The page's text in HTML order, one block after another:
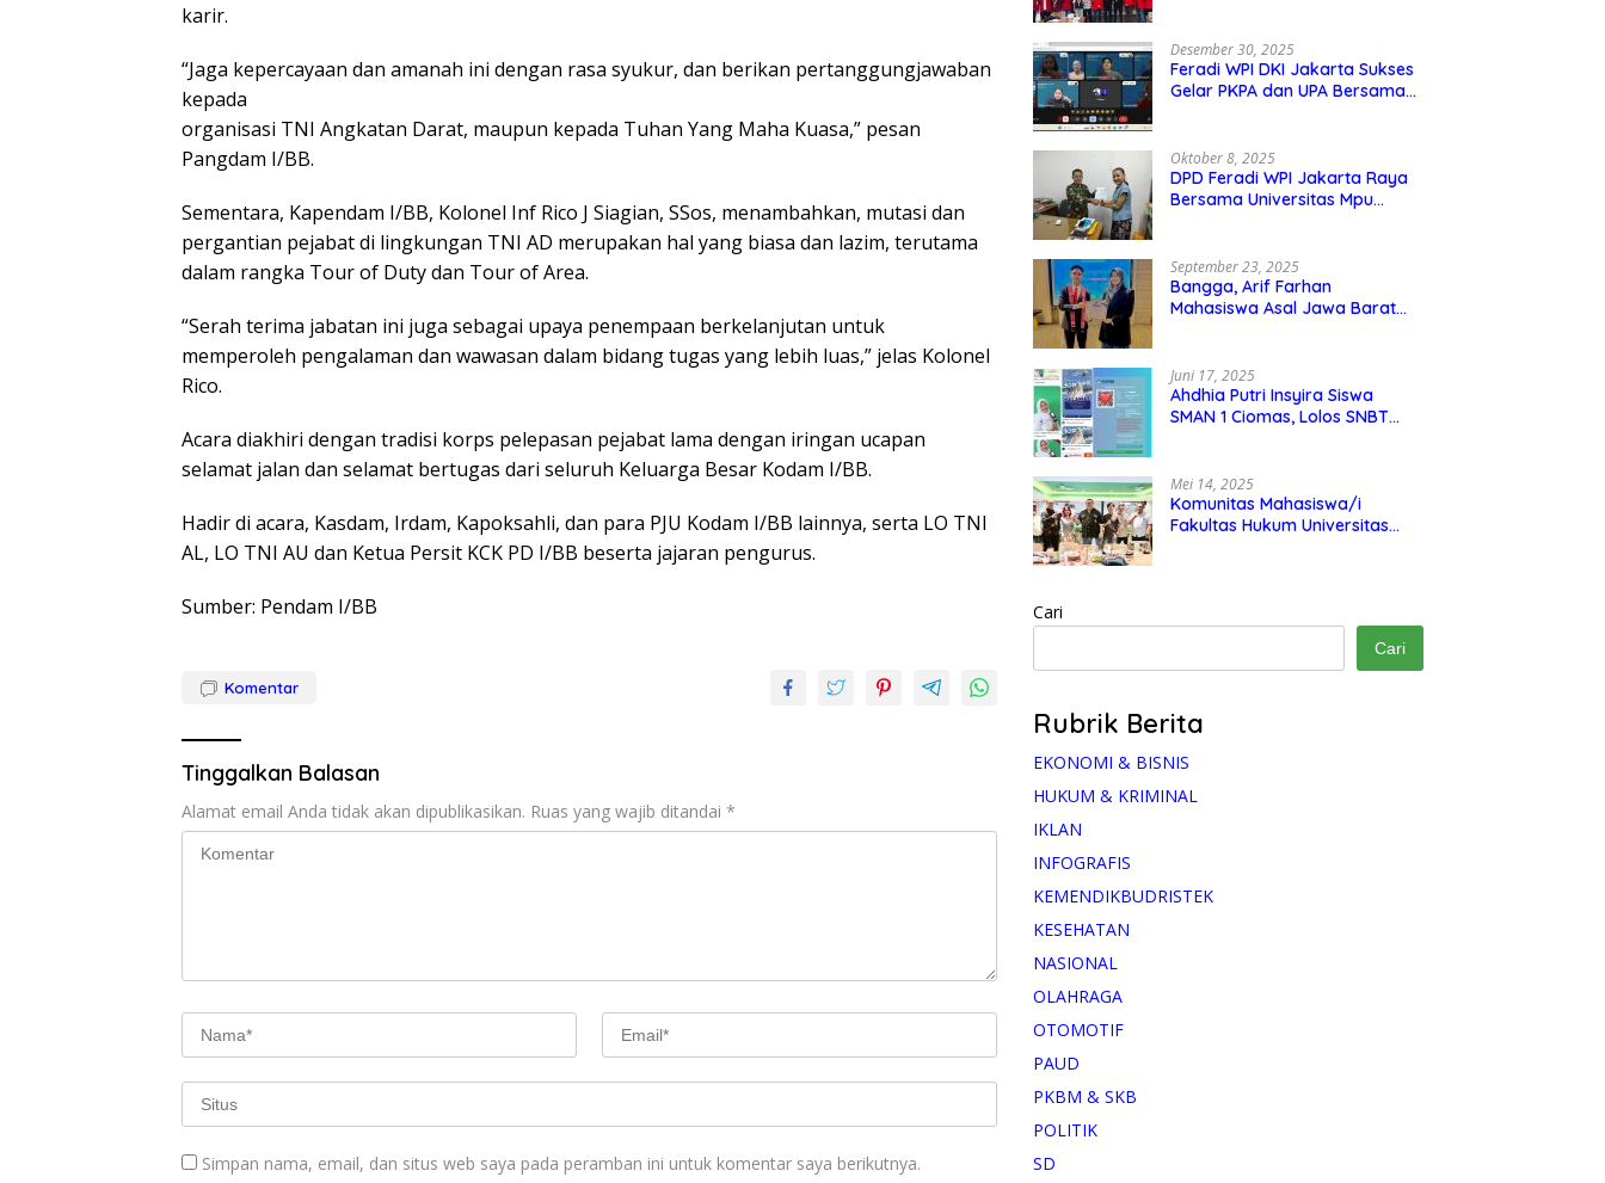
karir.
“Jaga kepercayaan dan amanah ini dengan rasa syukur, dan berikan pertanggungjawaban
kepada
organisasi TNI Angkatan Darat, maupun kepada Tuhan Yang Maha Kuasa,” pesan
Pangdam I/BB.
Sementara, Kapendam I/BB, Kolonel Inf Rico J Siagian, SSos, menambahkan, mutasi dan
pergantian pejabat di lingkungan TNI AD merupakan hal yang biasa dan lazim, terutama
dalam rangka Tour of Duty dan Tour of Area.
“Serah terima jabatan ini juga sebagai upaya penempaan berkelanjutan untuk
memperoleh pengalaman dan wawasan dalam bidang tugas yang lebih luas,” jelas Kolonel
Rico.
Acara diakhiri dengan tradisi korps pelepasan pejabat lama dengan iringan ucapan
selamat jalan dan selamat bertugas dari seluruh Keluarga Besar Kodam I/BB.
Hadir di acara, Kasdam, Irdam, Kapoksahli, dan para PJU Kodam I/BB lainnya, serta LO TNI
AL, LO TNI AU dan Ketua Persit KCK PD I/BB beserta jajaran pengurus.
Sumber: Pendam I/BB
Komentar
Tinggalkan Balasan
Alamat email Anda tidak akan dipublikasikan. Ruas yang wajib ditandai *
Simpan nama, email, dan situs web saya pada peramban ini untuk komentar saya berikutnya.
Desember 30, 2025
Feradi WPI DKI Jakarta Sukses
Gelar PKPA dan UPA Bersama
Oktober 8, 2025
DPD Feradi WPI Jakarta Raya
Bersama Universitas Mpu
September 23, 2025
Bangga, Arif Farhan
Mahasiswa Asal Jawa Barat
Malaysia, dan Thailand
Juni 17, 2025
Ahdhia Putri Insyira Siswa
SMAN 1 Ciomas, Lolos SNBT
Mei 14, 2025
Komunitas Mahasiswa/i
Fakultas Hukum Universitas
Cari
Cari
Rubrik Berita
EKONOMI & BISNIS
HUKUM & KRIMINAL
IKLAN
INFOGRAFIS
KEMENDIKBUDRISTEK
KESEHATAN
NASIONAL
OLAHRAGA
OTOMOTIF
PAUD
PKBM & SKB
POLITIK
SD